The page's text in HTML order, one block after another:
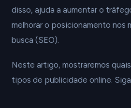
disso, ajuda a aumentar o
melhorar o posicionamento nos
busca (SEO).
Neste artigo, mostraremos
tipos de publicidade online.